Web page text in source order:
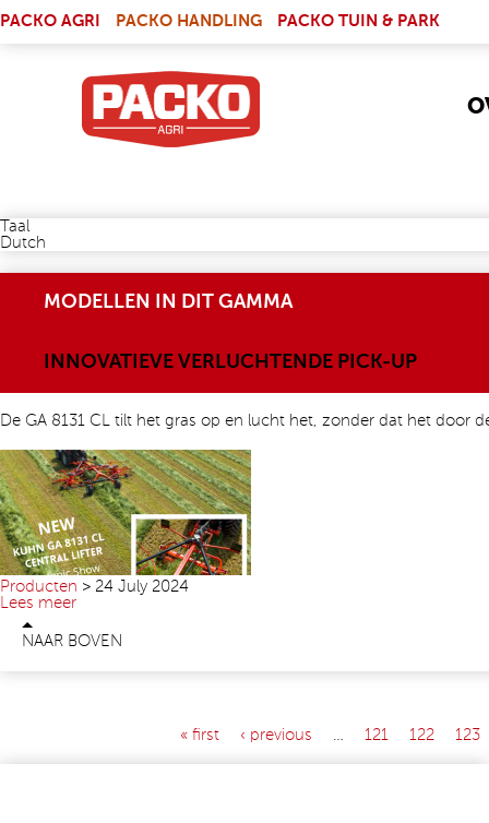
PACKO AGRI
PACKO HANDLING PACKO TUIN & PARK
Taal
Dutch
MODELLEN IN DIT GAMMA
INNOVATIEVE VERLUCHTENDE PICK-UP
De GA 8131 CL tilt het gras op en lucht het, zonder dat het door
Producten > 24 July 2024
Lees meer
NAAR BOVEN
« first ‹ previous 121 122 123